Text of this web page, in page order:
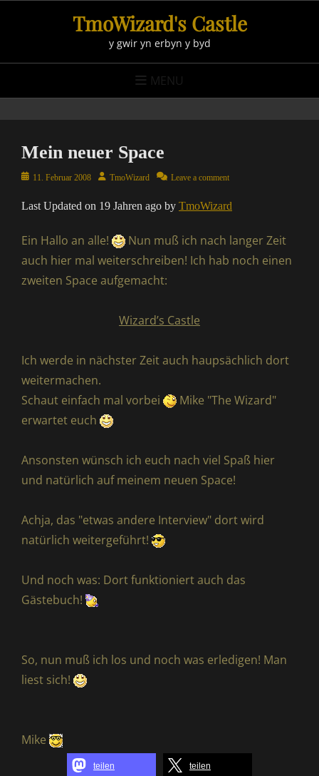
TmoWizard's Castle
y gwir yn erbyn y byd
MENU
Mein neuer Space
Posted11. Februar 2008 AuthorTmoWizard Leave a comment
Last Updated on 19 Jahren ago by TmoWizard
Ein Hallo an alle!
Nun muß ich nach langer Zeit
auch hier mal weiterschreiben! Ich hab noch einen
zweiten Space aufgemacht:
Wizard’s Castle
Ich werde in nächster Zeit auch haupsächlich dort
weitermachen.
Schaut einfach mal vorbei
Mike "The Wizard"
erwartet euch
Ansonsten wünsch ich euch nach viel Spaß hier
und natürlich auf meinem neuen Space!
Achja, das "etwas andere Interview" dort wird
natürlich weitergeführt!
Und noch was: Dort funktioniert auch das
Gästebuch!
So, nun muß ich los und noch was erledigen! Man
liest sich!
Mike
teilen teilen